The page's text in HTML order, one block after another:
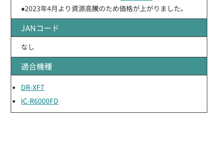
●2023年4月より資源高騰のため価格が上がりました。
JANコード
なし
適合機種
DR-XF7
IC-R6000FD